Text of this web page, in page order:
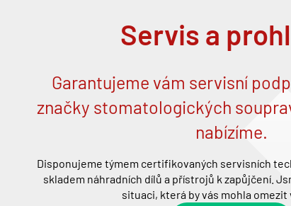
Servis a
Garantujeme vám servisní
značky stomatologických
nabízíme.
Disponujeme týmem certifikovaných servisních
skladem náhradních dílů a přístrojů k zapůjčení.
situaci, která by vás mohla omezit